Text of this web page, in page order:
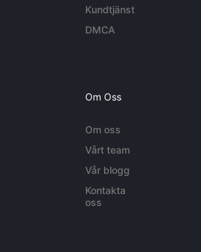
Kundtjänst
DMCA
Om Oss
Om oss
Vårt team
Vår blogg
Kontakta
oss